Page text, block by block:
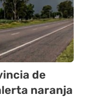
de
naranja